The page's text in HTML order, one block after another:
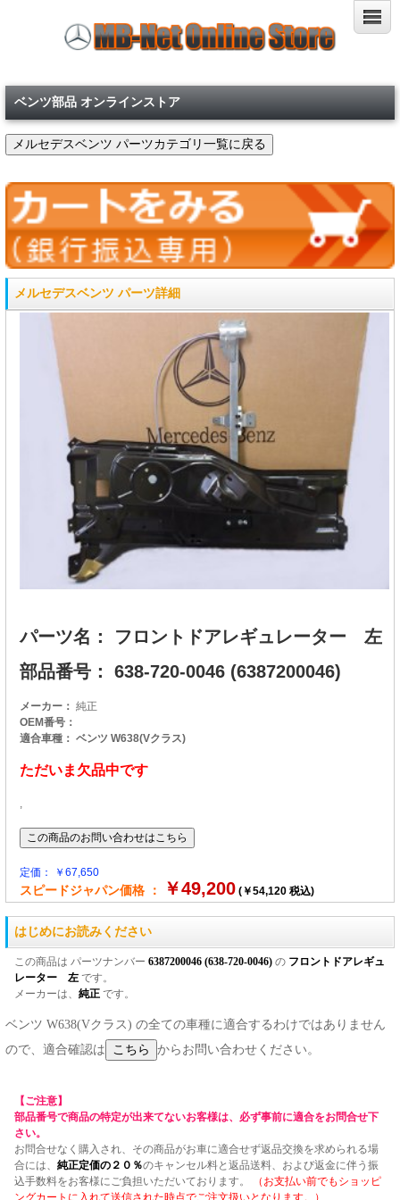
ベンツ部品 オンラインストア
メルセデスベンツ パーツ詳細
パーツ名： フロントドアレギュレーター 左
部品番号： 638-720-0046 (6387200046)
メーカー： 純正
OEM番号：
適合車種： ベンツ W638(Vクラス)
ただいま欠品中です
,
定価： ￥67,650
スピードジャパン価格 ： ￥49,200 (￥54,120 税込)
はじめにお読みください
この商品は パーツナンバー 6387200046 (638-720-0046) の フロントドアレギュ
レーター 左 です。
メーカーは、 純正 です。
ベンツ W638(Vクラス) の全ての車種に適合するわけではありません
ので、適合確認は
からお問い合わせください。
【ご注意】
部品番号で商品の特定が出来てないお客様は、必ず事前に適合をお問合せ下
さい。
お問合せなく購入され、その商品がお車に適合せず返品交換を求められる場
合には、 純正定価の２０％のキャンセル料と返品送料、および返金に伴う振
込手数料をお客様にご負担いただいております。
（お支払い前でもショッピ
ングカートに入れて送信された時点でご注文扱いとなります。）